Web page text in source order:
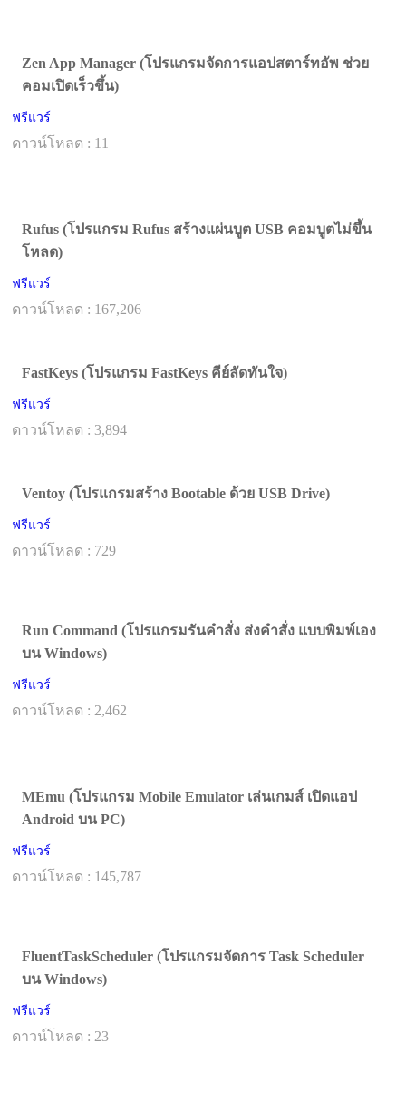
Zen App Manager (โปรแกรมจัดการแอปสตาร์ทอัพ ช่วย
คอมเปิดเร็วขึ้น)
ฟรีแวร์
ดาวน์โหลด : 11
Rufus (โปรแกรม Rufus สร้างแผ่นบูต USB คอมบูตไม่ขึ้น
โหลด)
ฟรีแวร์
ดาวน์โหลด : 167,206
FastKeys (โปรแกรม FastKeys คีย์ลัดทันใจ)
ฟรีแวร์
ดาวน์โหลด : 3,894
Ventoy (โปรแกรมสร้าง Bootable ด้วย USB Drive)
ฟรีแวร์
ดาวน์โหลด : 729
Run Command (โปรแกรมรันคำสั่ง ส่งคำสั่ง แบบพิมพ์เอง
บน Windows)
ฟรีแวร์
ดาวน์โหลด : 2,462
MEmu (โปรแกรม Mobile Emulator เล่นเกมส์ เปิดแอป
Android บน PC)
ฟรีแวร์
ดาวน์โหลด : 145,787
FluentTaskScheduler (โปรแกรมจัดการ Task Scheduler
บน Windows)
ฟรีแวร์
ดาวน์โหลด : 23